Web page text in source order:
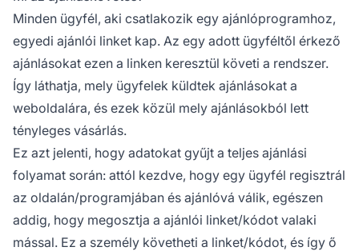
Minden ügyfél, aki csatlakozik egy ajánlóprogramhoz,
egyedi ajánlói linket kap. Az egy adott ügyféltől érkező
ajánlásokat ezen a linken keresztül követi a rendszer.
Így láthatja, mely ügyfelek küldtek ajánlásokat a
weboldalára, és ezek közül mely ajánlásokból lett
tényleges vásárlás.
Ez azt jelenti, hogy adatokat gyűjt a teljes ajánlási
folyamat során: attól kezdve, hogy egy ügyfél regisztrál
az oldalán/programjában és ajánlóvá válik, egészen
addig, hogy megosztja a ajánlói linket/kódot valaki
mással. Ez a személy követheti a linket/kódot, és így ő